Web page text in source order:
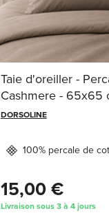
Taie d'oreiller -
Cashmere - 65x65
DORSOLINE
100% percale de
15,00 €
Livraison sous 3 à 4 jours